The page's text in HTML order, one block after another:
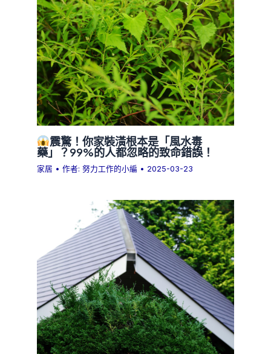
震驚！你家裝潢根本是「風水毒
藥」？99%的人都忽略的致命錯誤！
家居 • 作者:努力工作的小編 • 2025-03-23